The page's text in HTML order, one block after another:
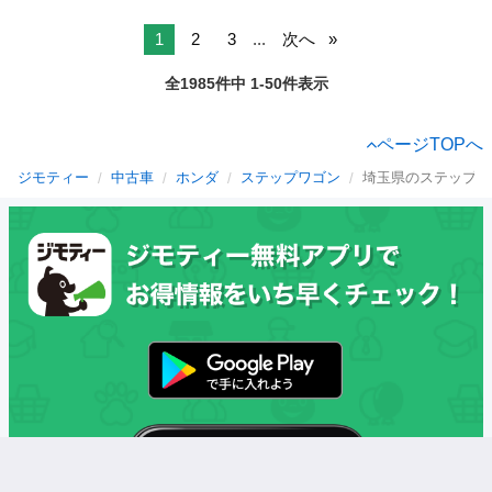
1 2 3 ... 次へ
全1985件中 1-50件表示
ページTOPへ
ジモティー 中古車 ホンダ ステップワゴン 埼玉県のステップ